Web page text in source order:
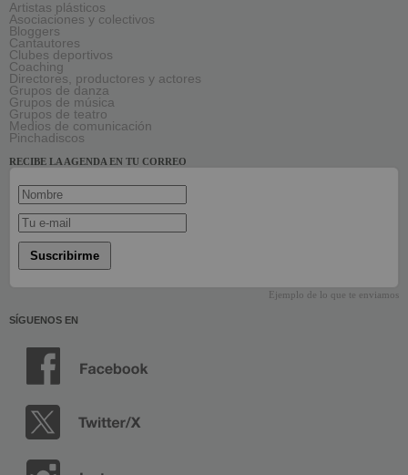
Artistas plásticos
Asociaciones y colectivos
Bloggers
Cantautores
Clubes deportivos
Coaching
Directores, productores y actores
Grupos de danza
Grupos de música
Grupos de teatro
Medios de comunicación
Pinchadiscos
RECIBE LA AGENDA EN TU CORREO
Suscribirme
Ejemplo de lo que te enviamos
SÍGUENOS EN